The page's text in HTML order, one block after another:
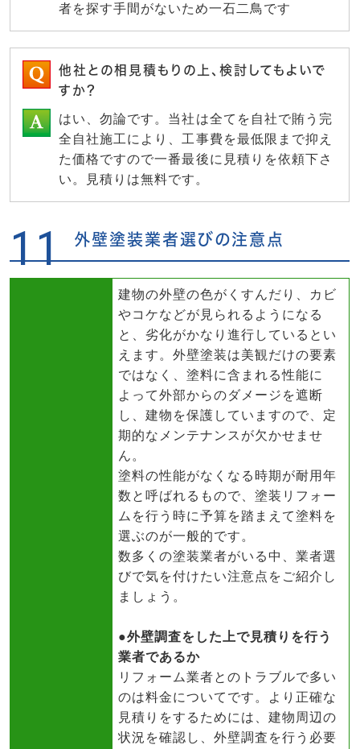
者を探す手間がないため一石二鳥です
他社との相見積もりの上、検討してもよいで
すか？
はい、勿論です。当社は全てを自社で賄う完
全自社施工により、工事費を最低限まで抑え
た価格ですので一番最後に見積りを依頼下さ
い。見積りは無料です。
11 外壁塗装業者選びの注意点
建物の外壁の色がくすんだり、カビ
やコケなどが見られるようになる
と、劣化がかなり進行しているとい
えます。外壁塗装は美観だけの要素
ではなく、塗料に含まれる性能に
よって外部からのダメージを遮断
し、建物を保護していますので、定
期的なメンテナンスが欠かせませ
ん。
塗料の性能がなくなる時期が耐用年
数と呼ばれるもので、塗装リフォー
ムを行う時に予算を踏まえて塗料を
選ぶのが一般的です。
数多くの塗装業者がいる中、業者選
びで気を付けたい注意点をご紹介し
ましょう。
●外壁調査をした上で見積りを行う
業者であるか
リフォーム業者とのトラブルで多い
のは料金についてです。より正確な
見積りをするためには、建物周辺の
状況を確認し、外壁調査を行う必要